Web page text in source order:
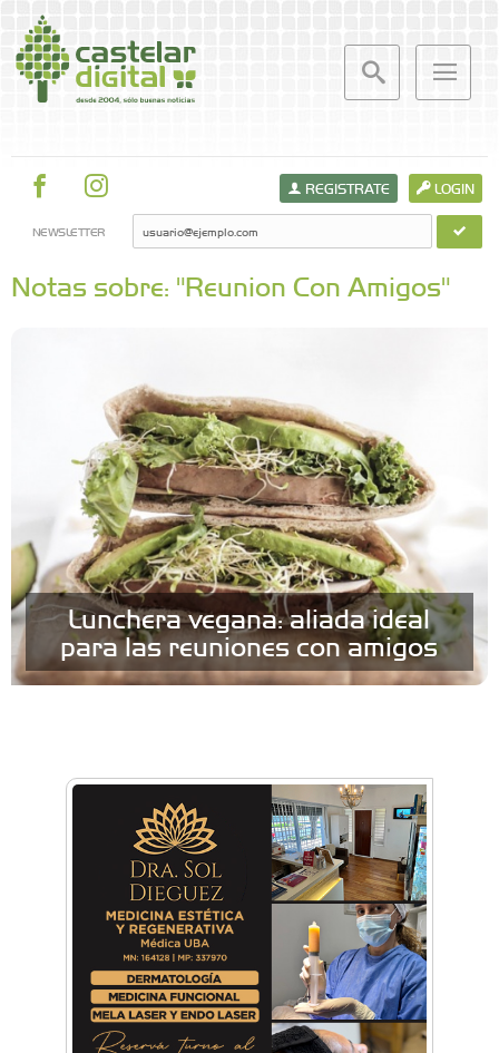
LOGIN
REGISTRATE
NEWSLETTER
Notas sobre: "Reunion Con Amigos"
Lunchera vegana: aliada ideal
para las reuniones con amigos